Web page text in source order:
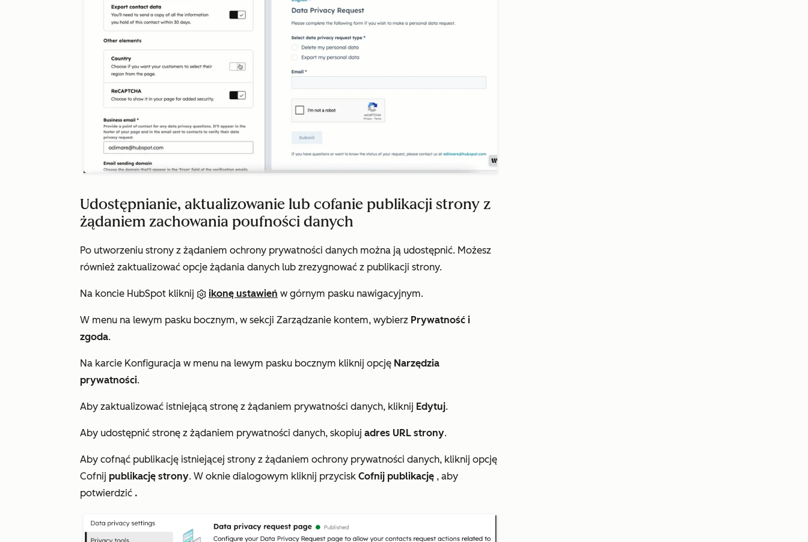
Udostępnianie, aktualizowanie lub cofanie publikacji strony z
żądaniem zachowania poufności danych
Po utworzeniu strony z żądaniem ochrony prywatności danych można ją udostępnić. Możesz
również zaktualizować opcje żądania danych lub zrezygnować z publikacji strony.
Na koncie HubSpot kliknij ikonę ustawień w górnym pasku nawigacyjnym.
W menu na lewym pasku bocznym, w sekcji Zarządzanie kontem, wybierz Prywatność i
zgoda.
Na karcie Konfiguracja w menu na lewym pasku bocznym kliknij opcję Narzędzia
prywatności.
Aby zaktualizować istniejącą stronę z żądaniem prywatności danych, kliknij Edytuj.
Aby udostępnić stronę z żądaniem prywatności danych, skopiuj adres URL strony.
Aby cofnąć publikację istniejącej strony z żądaniem ochrony prywatności danych, kliknij opcję
Cofnij publikację strony. W oknie dialogowym kliknij przycisk Cofnij publikację , aby
potwierdzić .